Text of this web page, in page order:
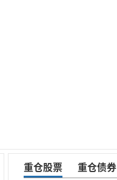
重仓股票 重仓债券